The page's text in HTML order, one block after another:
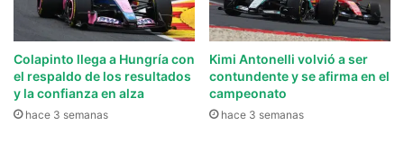
Colapinto llega a Hungría con
el respaldo de los resultados
y la confianza en alza
hace 3 semanas
Kimi Antonelli volvió a ser
contundente y se afirma en el
campeonato
hace 3 semanas